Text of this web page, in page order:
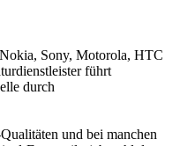
Sony, Motorola, HTC
führt
durch
und bei manchen